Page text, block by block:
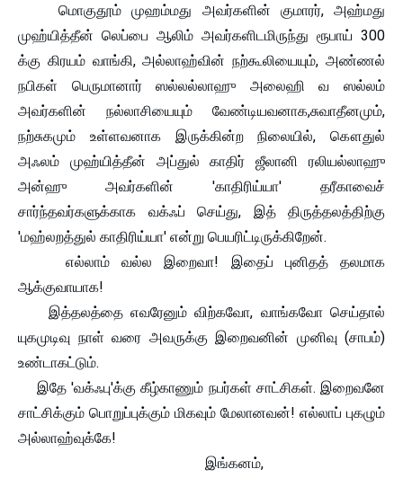
மொகுதூம் முஹம்மது அவர்களின் குமாரர், அஹ்மது
முஹ்யித்தீன் லெப்பை ஆலிம் அவர்களிடமிருந்து ரூபாய் 300
க்கு கிரயம் வாங்கி, அல்லாஹ்வின் நற்கூலியையும், அண்ணல்
நபிகள் பெருமானார் ஸல்லல்லாஹு அலைஹி வ ஸல்லம்
அவர்களின் நல்லாசியையும் வேண்டியவனாக,சுவாதீனமும்,
நற்சுகமும் உள்ளவனாக இருக்கின்ற நிலையில், கௌதுல்
அஃலம் முஹ்யித்தீன் அப்துல் காதிர் ஜீலானி ரலியல்லாஹு
அன்ஹு அவர்களின் 'காதிரிய்யா' தரீகாவைச்
சார்ந்தவர்களுக்காக வக்ஃப் செய்து, இத் திருத்தலத்திற்கு
'மஹ்லறத்துல் காதிரிய்யா' என்று பெயரிட்டிருக்கிறேன்.
எல்லாம் வல்ல இறைவா! இதைப் புனிதத் தலமாக
ஆக்குவாயாக!
இத்தலத்தை எவரேனும் விற்கவோ, வாங்கவோ செய்தால்
யுகமுடிவு நாள் வரை அவருக்கு இறைவனின் முனிவு (சாபம்)
உண்டாகட்டும்.
இதே 'வக்ஃபு'க்கு கீழ்காணும் நபர்கள் சாட்சிகள். இறைவனே
சாட்சிக்கும் பொறுப்புக்கும் மிகவும் மேலானவன்! எல்லாப் புகழும்
அல்லாஹ்வுக்கே!
இங்கனம்,